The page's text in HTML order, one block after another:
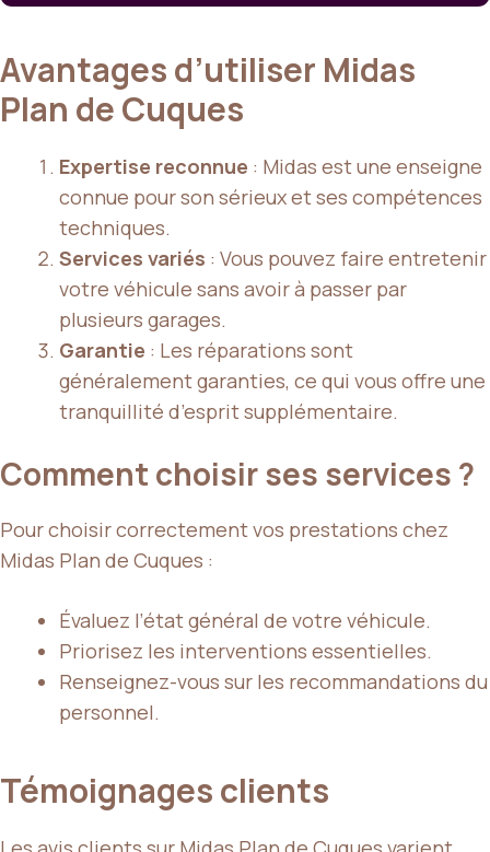
Avantages d’utiliser Midas
Plan de Cuques
Expertise reconnue : Midas est une enseigne
connue pour son sérieux et ses compétences
techniques.
Services variés : Vous pouvez faire entretenir
votre véhicule sans avoir à passer par
plusieurs garages.
Garantie : Les réparations sont
généralement garanties, ce qui vous offre une
tranquillité d’esprit supplémentaire.
Comment choisir ses services ?
Pour choisir correctement vos prestations chez
Midas Plan de Cuques :
Évaluez l’état général de votre véhicule.
Priorisez les interventions essentielles.
Renseignez-vous sur les recommandations du
personnel.
Témoignages clients